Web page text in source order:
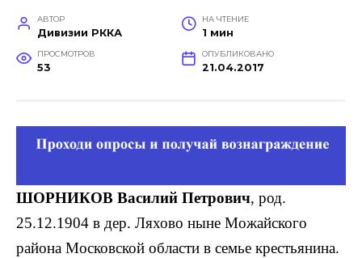
АВТОР
Дивизии РККА
НА ЧТЕНИЕ
1 мин
ПРОСМОТРОВ
53
ОПУБЛИКОВАНО
21.04.2017
ШОРНИКОВ Василий Петрович, род.
25.12.1904 в дер. Ляхово ныне Можай­ского
района Московской области в семье крестьяни­на.